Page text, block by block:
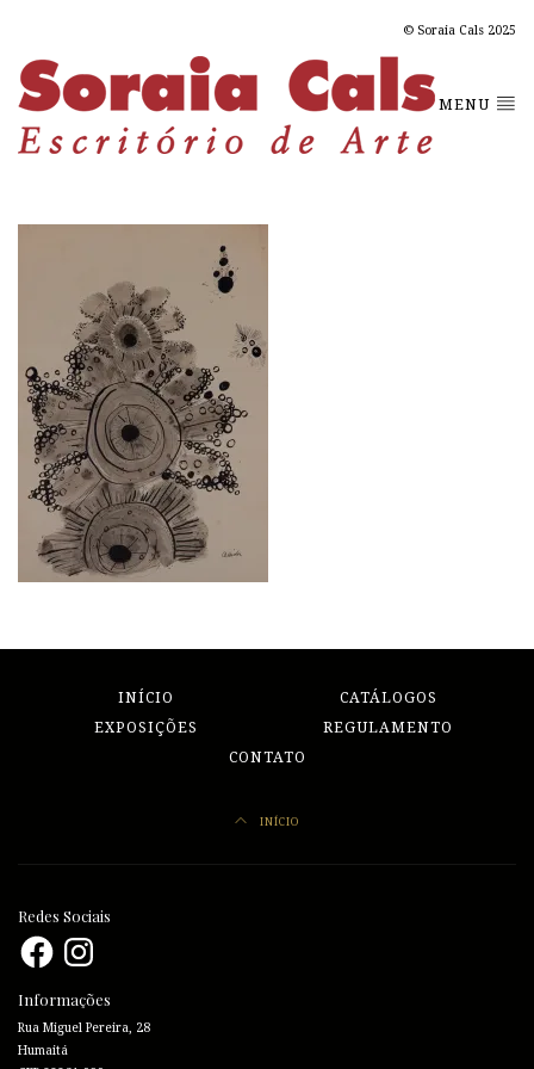
© Soraia Cals 2025
MENU
INÍCIO
CATÁLOGOS
EXPOSIÇÕES
REGULAMENTO
CONTATO
INÍCIO
Redes Sociais
FacebookInstagram
Informações
Rua Miguel Pereira, 28
Humaitá